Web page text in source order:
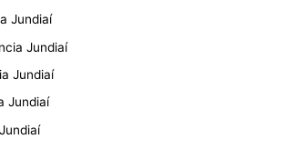
Jundiaí
Jundiaí
Jundiaí
Jundiaí